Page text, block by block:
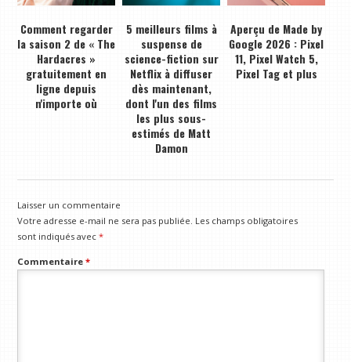
Comment regarder
la saison 2 de « The
Hardacres »
gratuitement en
ligne depuis
n'importe où
5 meilleurs films à
suspense de
science-fiction sur
Netflix à diffuser
dès maintenant,
dont l'un des films
les plus sous-
estimés de Matt
Damon
Aperçu de Made by
Google 2026 : Pixel
11, Pixel Watch 5,
Pixel Tag et plus
Laisser un commentaire
Votre adresse e-mail ne sera pas publiée. Les champs obligatoires
sont indiqués avec*
Commentaire*